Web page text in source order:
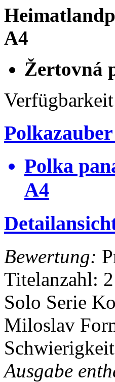
A4
Žertovná
Polka
A4
Bewertung:
Titelanzahl: 2
Solo Serie
Miloslav
Ausgabe